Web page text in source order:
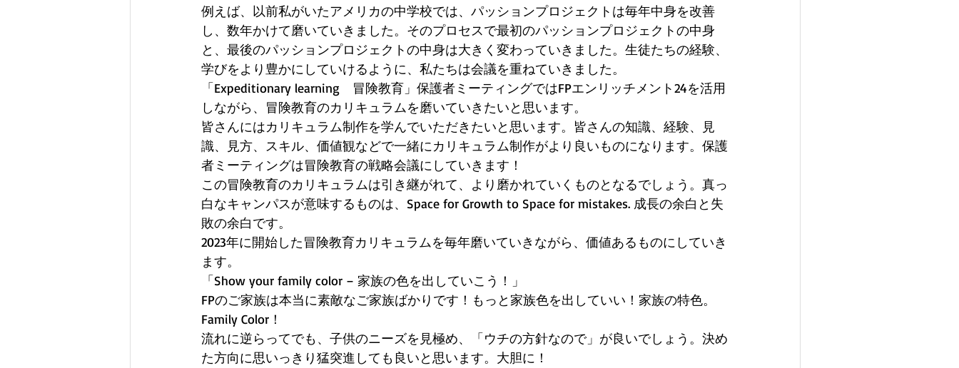
例えば、以前私がいたアメリカの中学校では、パッションプロジェクトは毎年中身を改善
し、数年かけて磨いていきました。そのプロセスで最初のパッションプロジェクトの中身
と、最後のパッションプロジェクトの中身は大きく変わっていきました。生徒たちの経験、
学びをより豊かにしていけるように、私たちは会議を重ねていきました。
「Expeditionary learning　冒険教育」保護者ミーティングではFPエンリッチメント24を活用
しながら、冒険教育のカリキュラムを磨いていきたいと思います。
皆さんにはカリキュラム制作を学んでいただきたいと思います。皆さんの知識、経験、見
識、見方、スキル、価値観などで一緒にカリキュラム制作がより良いものになります。保護
者ミーティングは冒険教育の戦略会議にしていきます！
この冒険教育のカリキュラムは引き継がれて、より磨かれていくものとなるでしょう。真っ
白なキャンパスが意味するものは、Space for Growth to Space for mistakes. 成長の余白と失
敗の余白です。
2023年に開始した冒険教育カリキュラムを毎年磨いていきながら、価値あるものにしていき
ます。
「Show your family color – 家族の色を出していこう！」
FPのご家族は本当に素敵なご家族ばかりです！もっと家族色を出していい！家族の特色。
Family Color！
流れに逆らってでも、子供のニーズを見極め、「ウチの方針なので」が良いでしょう。決め
た方向に思いっきり猛突進しても良いと思います。大胆に！